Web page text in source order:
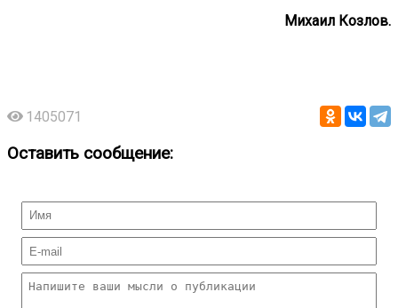
Михаил Козлов.
1405071
Оставить сообщение: